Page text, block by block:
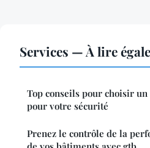
Services — À lire
Top conseils pour choisir
pour votre sécurité
Prenez le contrôle de la